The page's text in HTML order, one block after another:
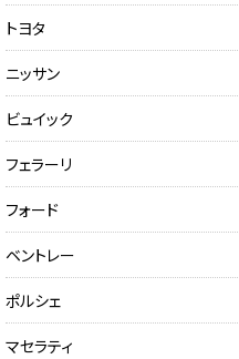
トヨタ
ニッサン
ビュイック
フェラーリ
フォード
ベントレー
ポルシェ
マセラティ